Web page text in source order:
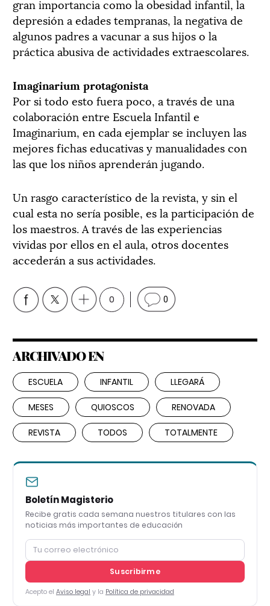
gran importancia como la obesidad infantil, la
depresión a edades tempranas, la negativa de
algunos padres a vacunar a sus hijos o la
práctica abusiva de actividades extraescolares.
Imaginarium protagonista
Por si todo esto fuera poco, a través de una
colaboración entre Escuela Infantil e
Imaginarium, en cada ejemplar se incluyen las
mejores fichas educativas y manualidades con
las que los niños aprenderán jugando.
Un rasgo característico de la revista, y sin el
cual esta no sería posible, es la participación de
los maestros. A través de las experiencias
vividas por ellos en el aula, otros docentes
accederán a sus actividades.
0 0
ARCHIVADO EN
ESCUELA INFANTIL LLEGARÁ
MESES QUIOSCOS RENOVADA
REVISTA TODOS TOTALMENTE
Boletín Magisterio
Recibe gratis cada semana nuestros titulares con las
noticias más importantes de educación
Suscribirme
Acepto el Aviso legal y la Política de privacidad